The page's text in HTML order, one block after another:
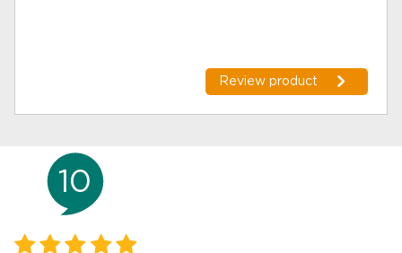
Review product
10